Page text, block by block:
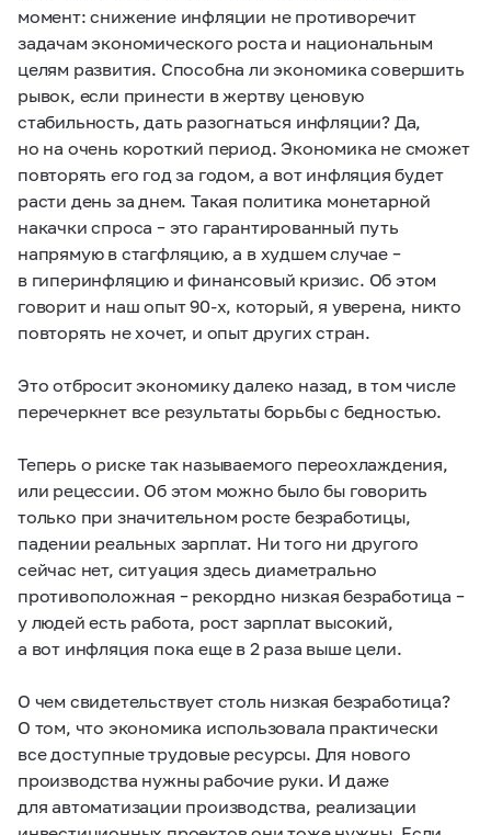
момент: снижение инфляции не противоречит
задачам экономического роста и национальным
целям развития. Способна ли экономика совершить
рывок, если принести в жертву ценовую
стабильность, дать разогнаться инфляции? Да,
но на очень короткий период. Экономика не сможет
повторять его год за годом, а вот инфляция будет
расти день за днем. Такая политика монетарной
накачки спроса – это гарантированный путь
напрямую в стагфляцию, а в худшем случае –
в гиперинфляцию и финансовый кризис. Об этом
говорит и наш опыт90-х, который, я уверена, никто
повторять не хочет, и опыт других стран.
Это отбросит экономику далеко назад, в том числе
перечеркнет все результаты борьбы с бедностью.
Теперь о риске так называемого переохлаждения,
или рецессии. Об этом можно было бы говорить
только при значительном росте безработицы,
падении реальных зарплат. Ни того ни другого
сейчас нет, ситуация здесь диаметрально
противоположная – рекордно низкая безработица –
у людей есть работа, рост зарплат высокий,
а вот инфляция пока еще в 2 раза выше цели.
О чем свидетельствует столь низкая безработица?
О том, что экономика использовала практически
все доступные трудовые ресурсы. Для нового
производства нужны рабочие руки. И даже
для автоматизации производства, реализации